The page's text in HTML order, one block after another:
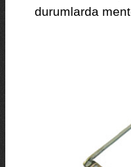
durumlarda